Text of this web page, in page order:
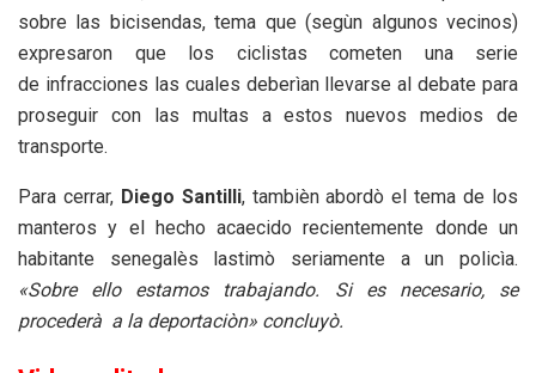
sobre las bicisendas, tema que (segùn algunos vecinos)
expresaron que los ciclistas cometen una serie
de infracciones las cuales deberìan llevarse al debate para
proseguir con las multas a estos nuevos medios de
transporte.
Para cerrar, Diego Santilli, tambièn abordò el tema de los
manteros y el hecho acaecido recientemente donde un
habitante senegalès lastimò seriamente a un policìa.
«Sobre ello estamos trabajando. Si es necesario, se
procederà a la deportaciòn» concluyò.